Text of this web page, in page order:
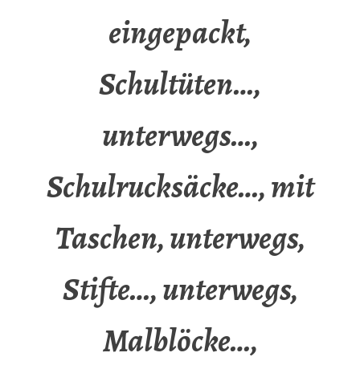
eingepackt,
Schultüten…,
unterwegs…,
Schulrucksäcke…, mit
Taschen, unterwegs,
Stifte…, unterwegs,
Malblöcke…,